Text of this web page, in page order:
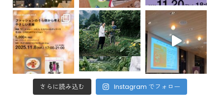
さらに読み込む Instagram でフォロー